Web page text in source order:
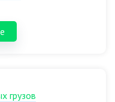
грузов